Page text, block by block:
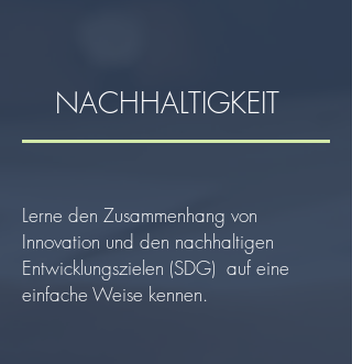
NACHHALTIGKEIT
Lerne den Zusammenhang von
Innovation und den nachhaltigen
Entwicklungszielen (SDG) auf eine
einfache Weise kennen.